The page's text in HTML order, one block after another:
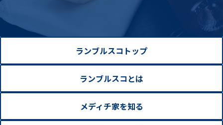
ランブルスコトップ
ランブルスコとは
メディチ家を知る